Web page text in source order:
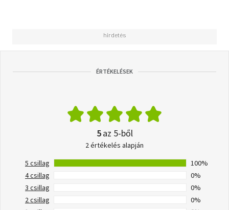
ÉRTÉKELÉSEK
5az 5-ből
2 értékelés alapján
5 csillag
100%
4 csillag
0%
3 csillag
0%
2 csillag
0%